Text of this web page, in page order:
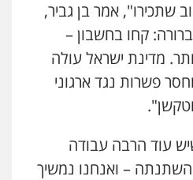
שתכירו", אמר בן גביר,
קחו בחשבון –
מדינת ישראל עולה
פשרות נגד ארגוני
עוד הרבה עבודה
השתנתה – ואנחנו נמשיך